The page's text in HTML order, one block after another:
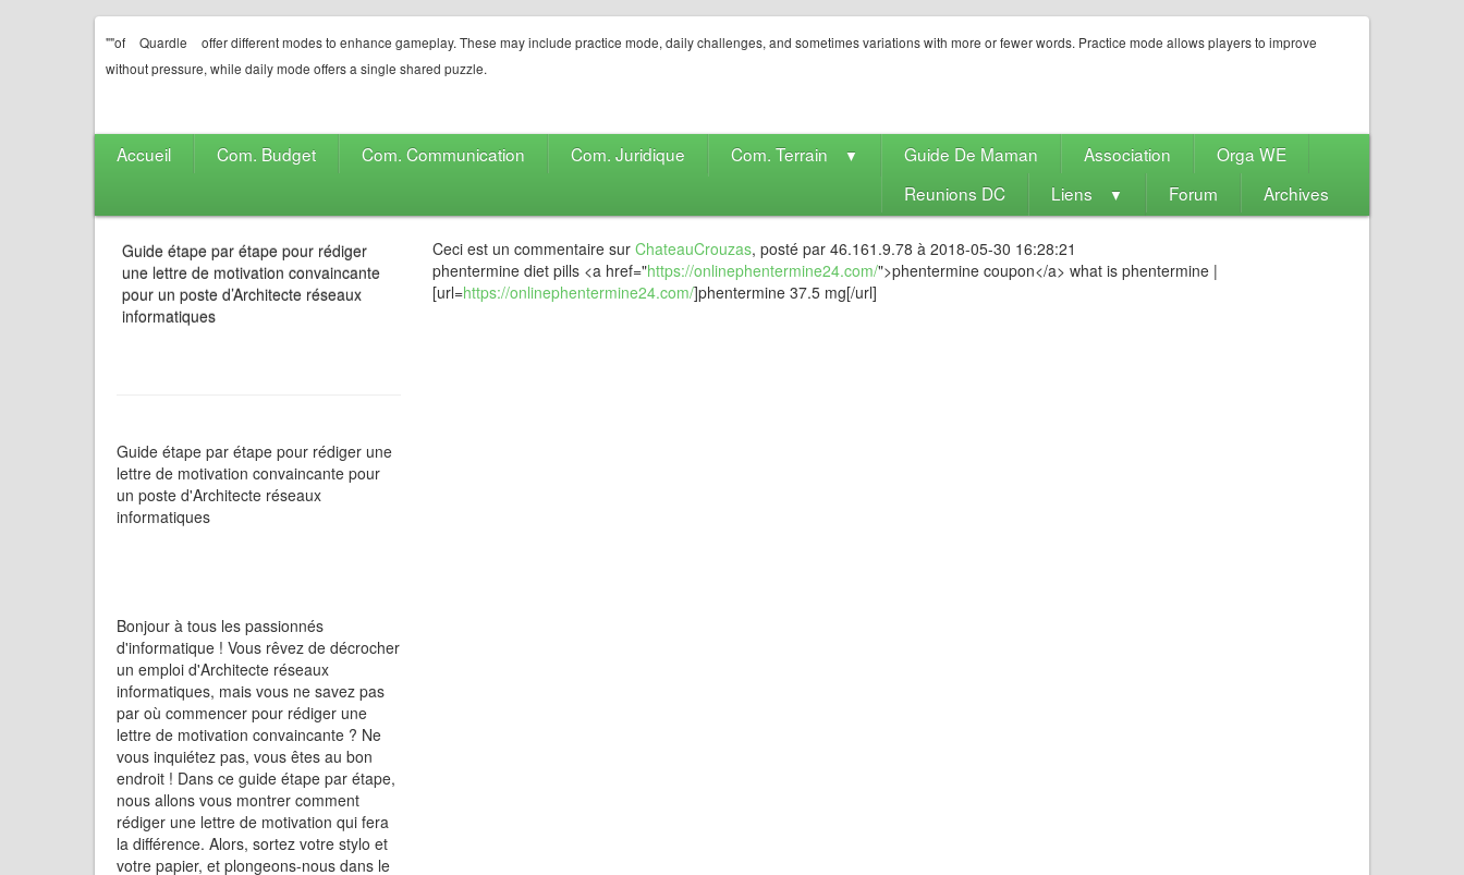
""of Quardle
offer different modes to enhance gameplay. These may include practice mode, daily challenges, and sometimes variations with more or fewer words. Practice mode allows players to improve
without pressure, while daily mode offers a single shared puzzle.
Accueil Com. Budget Com. Communication Com. Juridique Com. Terrain ▼ Guide De Maman Association
Orga WE
Reunions DC
Liens ▼ Forum Archives
Guide étape par étape pour rédiger
une lettre de motivation convaincante
pour un poste d’Architecte réseaux
informatiques
Guide étape par étape pour rédiger une
lettre de motivation convaincante pour
un poste d'Architecte réseaux
informatiques
Bonjour à tous les passionnés
d'informatique ! Vous rêvez de décrocher
un emploi d'Architecte réseaux
informatiques, mais vous ne savez pas
par où commencer pour rédiger une
lettre de motivation convaincante ? Ne
vous inquiétez pas, vous êtes au bon
endroit ! Dans ce guide étape par étape,
nous allons vous montrer comment
rédiger une lettre de motivation qui fera
la différence. Alors, sortez votre stylo et
votre papier, et plongeons-nous dans le
Ceci est un commentaire sur ChateauCrouzas, posté par 46.161.9.78 à 2018-05-30 16:28:21
phentermine diet pills <a href="https://onlinephentermine24.com/">phentermine coupon</a> what is phentermine |
[url=https://onlinephentermine24.com/]phentermine 37.5 mg[/url]